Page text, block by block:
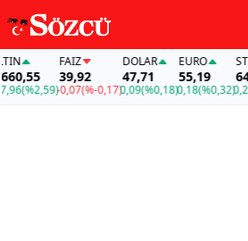
39,92
-0,07(%-0,17)
DOLAR
47,71
0,09(%0,18)
EURO
55,19
0,18(%0,32)
64,41
0,24